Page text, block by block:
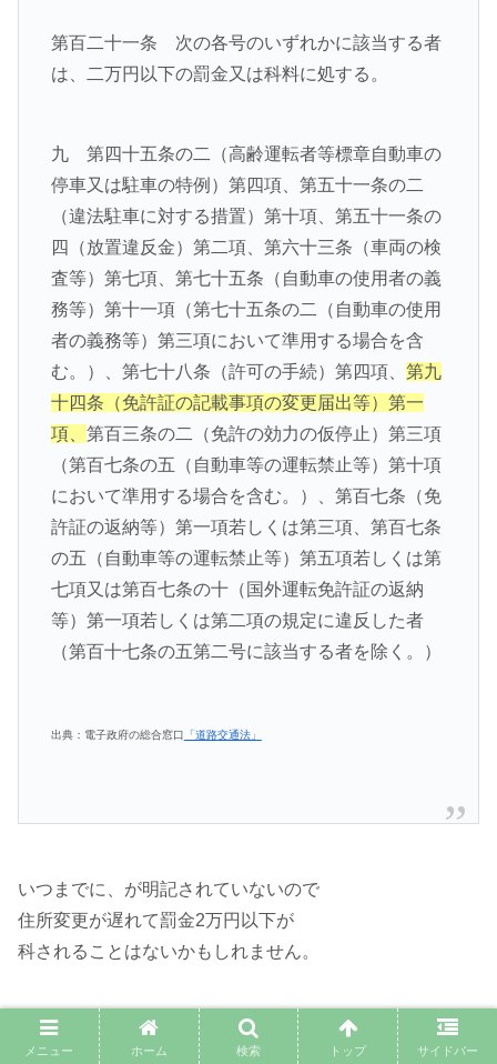
第百二十一条 次の各号のいずれかに該当する者
は、二万円以下の罰金又は科料に処する。
九 第四十五条の二（高齢運転者等標章自動車の
停車又は駐車の特例）第四項、第五十一条の二
（違法駐車に対する措置）第十項、第五十一条の
四（放置違反金）第二項、第六十三条（車両の検
査等）第七項、第七十五条（自動車の使用者の義
務等）第十一項（第七十五条の二（自動車の使用
者の義務等）第三項において準用する場合を含
む。）、第七十八条（許可の手続）第四項、 第九
十四条（免許証の記載事項の変更届出等）第一
項、 第百三条の二（免許の効力の仮停止）第三項
（第百七条の五（自動車等の運転禁止等）第十項
において準用する場合を含む。）、第百七条（免
許証の返納等）第一項若しくは第三項、第百七条
の五（自動車等の運転禁止等）第五項若しくは第
七項又は第百七条の十（国外運転免許証の返納
等）第一項若しくは第二項の規定に違反した者
（第百十七条の五第二号に該当する者を除く。）
出典：電子政府の総合窓口 「道路交通法」
いつまでに、が明記されていないので
住所変更が遅れて罰金2万円以下が
科されることはないかもしれません。
しかし、私のように身分証明書として
メニュー ホーム 検索 トップ サイドバー